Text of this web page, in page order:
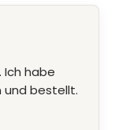
Ich habe
und bestellt.